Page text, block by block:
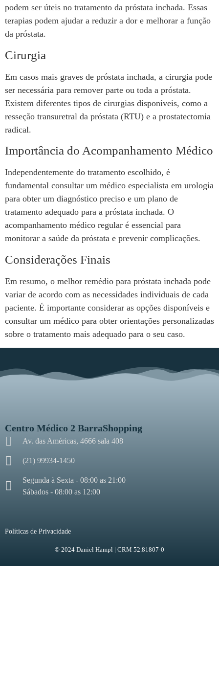
podem ser úteis no tratamento da próstata inchada. Essas
terapias podem ajudar a reduzir a dor e melhorar a função
da próstata.
Cirurgia
Em casos mais graves de próstata inchada, a cirurgia pode
ser necessária para remover parte ou toda a próstata.
Existem diferentes tipos de cirurgias disponíveis, como a
resseção transuretral da próstata (RTU) e a prostatectomia
radical.
Importância do Acompanhamento Médico
Independentemente do tratamento escolhido, é
fundamental consultar um médico especialista em urologia
para obter um diagnóstico preciso e um plano de
tratamento adequado para a próstata inchada. O
acompanhamento médico regular é essencial para
monitorar a saúde da próstata e prevenir complicações.
Considerações Finais
Em resumo, o melhor remédio para próstata inchada pode
variar de acordo com as necessidades individuais de cada
paciente. É importante considerar as opções disponíveis e
consultar um médico para obter orientações personalizadas
sobre o tratamento mais adequado para o seu caso.
Centro Médico 2 BarraShopping
Av. das Américas, 4666 sala 408
(21) 99934-1450
Segunda à Sexta - 08:00 as 21:00
Sábados - 08:00 as 12:00
Políticas de Privacidade
© 2024 Daniel Hampl | CRM 52.81807-0